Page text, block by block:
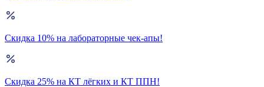
Скидка 10% на лабораторные чек-апы!
Скидка 25% на КТ лёгких и КТ ППН!